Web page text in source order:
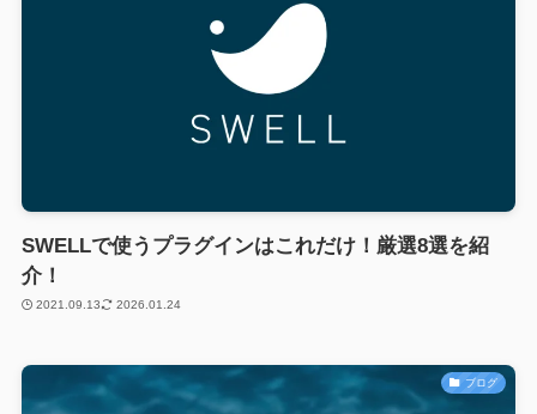
SWELLで使うプラグインはこれだけ！厳選8選を紹
介！
2021.09.13 2026.01.24
ブログ